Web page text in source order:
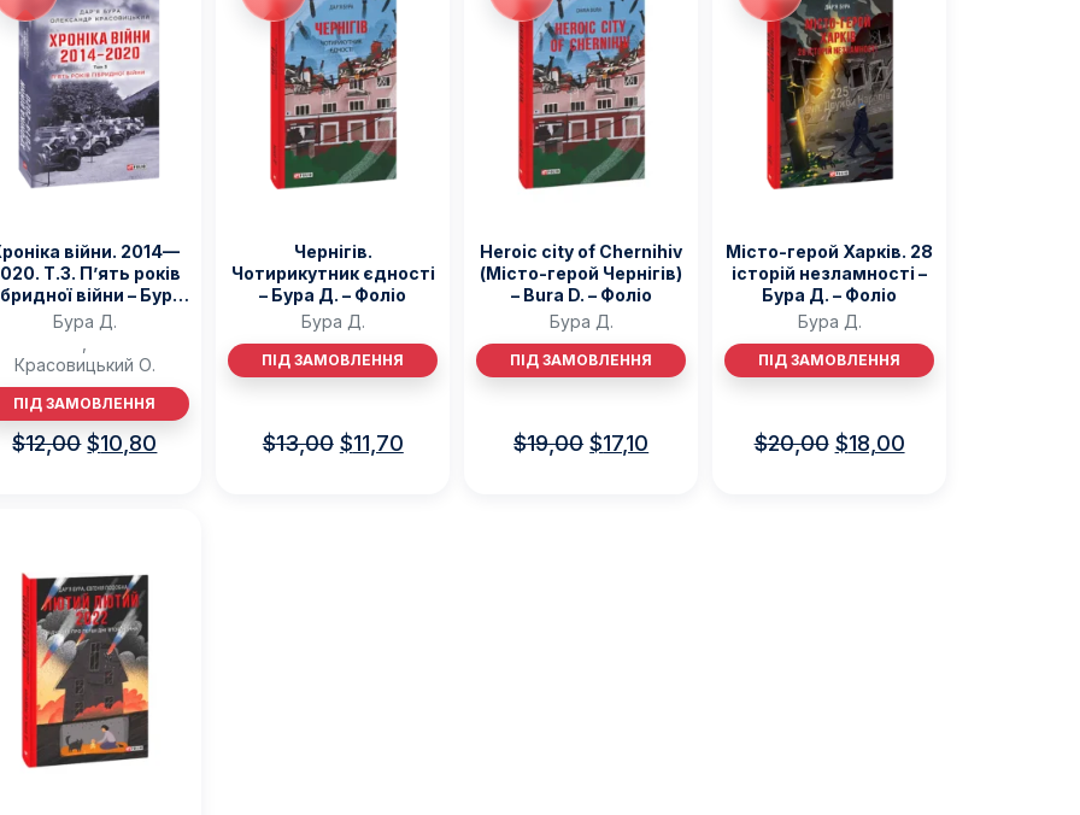
Ігри для дітей
Різдвяні / Зимові
Книги для молоді
Пазли
Каталог авторів
Жанри
Тематичні підбірки
Love story mood: підбірка книжок для неї
Біографії що надихають
Історії сильних жінок
Книжкові історії на екрані
Розпродаж пошкоджених книг
Вживані книги
Подарункові книги
Сучасна українська проза
Канцтовари
Книги за віком
Книги для малюків 0-2 років
Книги для дошкільнят 2-4 років
Книги для дітей 4-6 років
Книги для дітей 6-10 років
Книги для дітей 10+ років
Книги для молоді 15+
війни. 2014—
Т.3. П’ять років
війни – Бура
Красовицький О. –
Фоліо
Бура Д.
Красовицький О.
ПІД ЗАМОВЛЕННЯ
$12,00 $10,80
Чернігів.
Чотирикутник єдності
– Бура Д. – Фоліо
Бура Д.
ПІД ЗАМОВЛЕННЯ
$13,00 $11,70
Heroic city of Chernihiv
(Місто-герой Чернігів)
– Bura D. – Фоліо
Бура Д.
ПІД ЗАМОВЛЕННЯ
$19,00 $17,10
Місто-герой Харків. 28
історій незламності –
Бура Д. – Фоліо
Бура Д.
ПІД ЗАМОВЛЕННЯ
$20,00 $18,00